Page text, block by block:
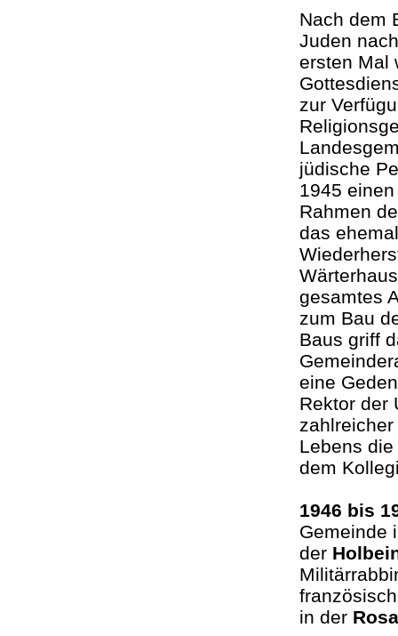
Nach dem
Juden
ersten Mal
zur
jüdische
1945
Rahmen
das
gesamtes
zum Bau
Baus griff
eine
Rektor der
Lebens
dem
1946 bis
Gemeinde
der
in der